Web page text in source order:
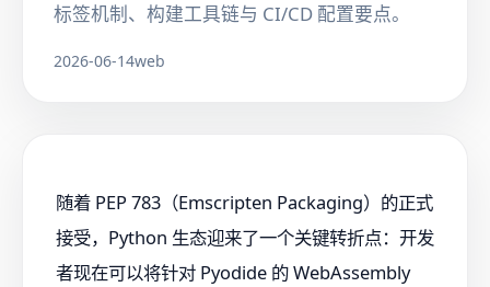
标签机制、构建工具链与 CI/CD 配置要点。
2026-06-14web
随着 PEP 783（Emscripten Packaging）的正式
接受，Python 生态迎来了一个关键转折点：开发
者现在可以将针对 Pyodide 的 WebAssembly